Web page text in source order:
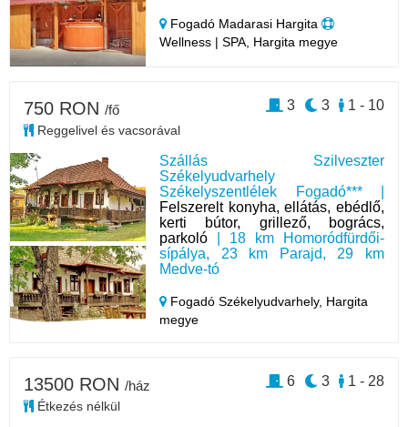
Fogadó Madarasi Hargita
Wellness | SPA, Hargita megye
Szállás Szilveszter
Székelyudvarhely
Székelyszentlélek Fogadó*** |
Felszerelt konyha, ellátás, ebédlő,
kerti bútor, grillező, bogrács,
parkoló | 18 km Homoródfürdői-
sípálya, 23 km Parajd, 29 km
Medve-tó
Fogadó Székelyudvarhely, Hargita
megye
750 RON /fő
Reggelivel és vacsorával
1 - 10
3
3
13500 RON /ház
Étkezés nélkül
1 - 28
3
6